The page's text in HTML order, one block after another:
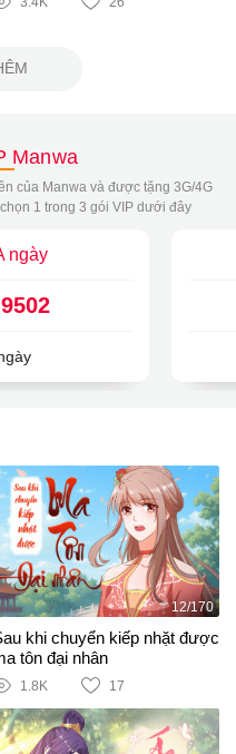
Manwa
của Manwa và được tặng 3G/4G
1 trong 3 gói VIP dưới đây
ngày
9502
12/170
khi chuyển kiếp nhặt được
tôn đại nhân
1.8K 17